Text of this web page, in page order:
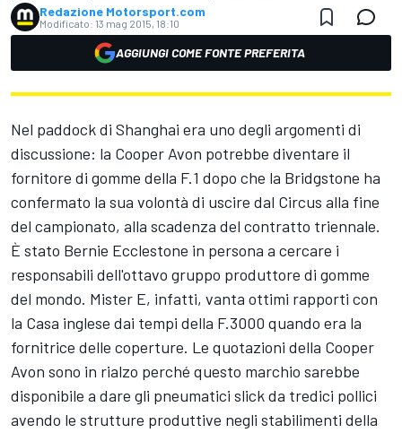
Redazione Motorsport.com
Modificato: 13 mag 2015, 18:10
AGGIUNGI COME FONTE PREFERITA
Nel paddock di Shanghai era uno degli argomenti di
discussione: la Cooper Avon potrebbe diventare il
fornitore di gomme della F.1 dopo che la Bridgstone ha
confermato la sua volontà di uscire dal Circus alla fine
del campionato, alla scadenza del contratto triennale.
È stato Bernie Ecclestone in persona a cercare i
responsabili dell'ottavo gruppo produttore di gomme
del mondo. Mister E, infatti, vanta ottimi rapporti con
la Casa inglese dai tempi della F.3000 quando era la
fornitrice delle coperture. Le quotazioni della Cooper
Avon sono in rialzo perché questo marchio sarebbe
disponibile a dare gli pneumatici slick da tredici pollici
avendo le strutture produttive negli stabilimenti della